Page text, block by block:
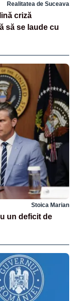
Realitatea de Suceava
criză
să se laude cu
Stoica Marian
un deficit de